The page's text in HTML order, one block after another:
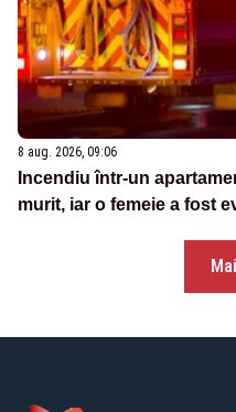
8 aug. 2026, 09:06
Incendiu într-un
murit, iar o femeie a fost